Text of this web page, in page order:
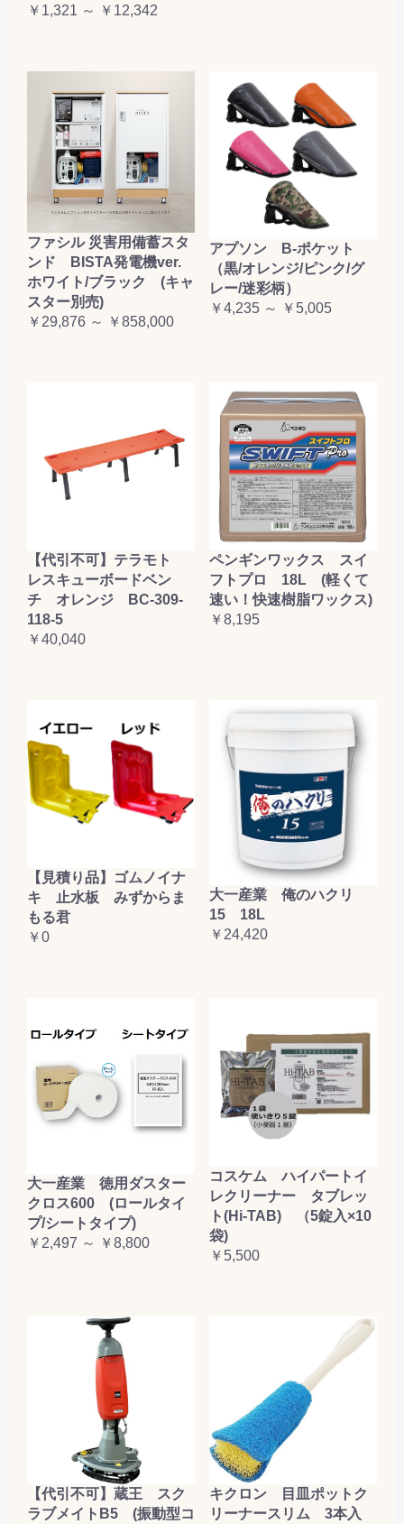
￥1,321 ～ ￥12,342
ファシル 災害用備蓄スタ
ンド BISTA発電機ver.
ホワイト/ブラック (キャ
スター別売)
￥29,876 ～ ￥858,000
アプソン B-ポケット
（黒/オレンジ/ピンク/グ
レー/迷彩柄）
￥4,235 ～ ￥5,005
【代引不可】テラモト
レスキューボードベン
チ オレンジ BC-309-
118-5
￥40,040
ペンギンワックス スイ
フトプロ 18L (軽くて
速い！快速樹脂ワックス)
￥8,195
【見積り品】ゴムノイナ
キ 止水板 みずからま
もる君
￥0
大一産業 俺のハクリ
15 18L
￥24,420
大一産業 徳用ダスター
クロス600 (ロールタイ
プ/シートタイプ)
￥2,497 ～ ￥8,800
コスケム ハイパートイ
レクリーナー タブレッ
ト(Hi-TAB) （5錠入×10
袋)
￥5,500
【代引不可】蔵王 スク
ラブメイトB5 (振動型コ
キクロン 目皿ポットク
リーナースリム 3本入